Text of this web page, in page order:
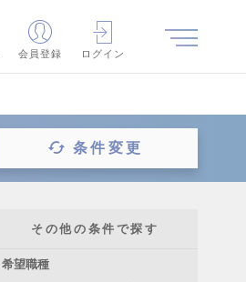
会員登録 ログイン
条件変更
その他の条件で探す
希望職種